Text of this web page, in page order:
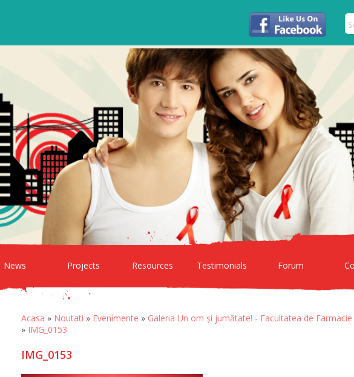
News Projects Resources Testimonials Forum
Acasa » Noutati » Evenimente » Galeria Un om și jumătate! - Facultatea de Farmacie
» IMG_0153
IMG_0153